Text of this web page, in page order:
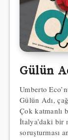
Gülün
Umberto
Gülün Adı,
Çok katmanlı
İtalya’daki bir
soruşturması